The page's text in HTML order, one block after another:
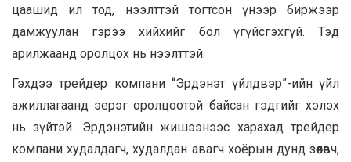
цаашид ил тод, нээлттэй тогтсон үнээр биржээр
дамжуулан гэрээ хийхийг бол үгүйсгэхгүй. Тэд
арилжаанд оролцох нь нээлттэй.
Гэхдээ трейдер компани “Эрдэнэт үйлдвэр”-ийн үйл
ажиллагаанд эерэг оролцоотой байсан гэдгийг хэлэх
нь зүйтэй. Эрдэнэтийн жишээнээс харахад трейдер
компани худалдагч, худалдан авагч хоёрын дунд зөөлөвч,